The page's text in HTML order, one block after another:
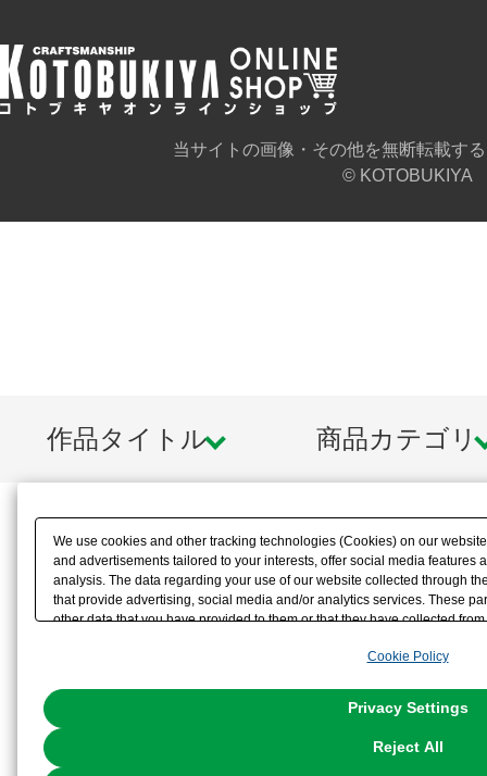
当サイトの画像・その他を無断転載す
© KOTOBUKIYA
作品タイトル 商品カテゴリ
We use cookies and other tracking technologies (Cookies) on our
and advertisements tailored to your interests, offer social media features
analysis. The data regarding your use of our website collected through
that provide advertising, social media and/or analytics services. These
other data that you have provided to them or that they have collected
the use of all Cookies except for Strictly Necessary Cookies, please
You can change your consent or rejection settings at any time via
Cookie Policy
Privacy Settings
Reject All